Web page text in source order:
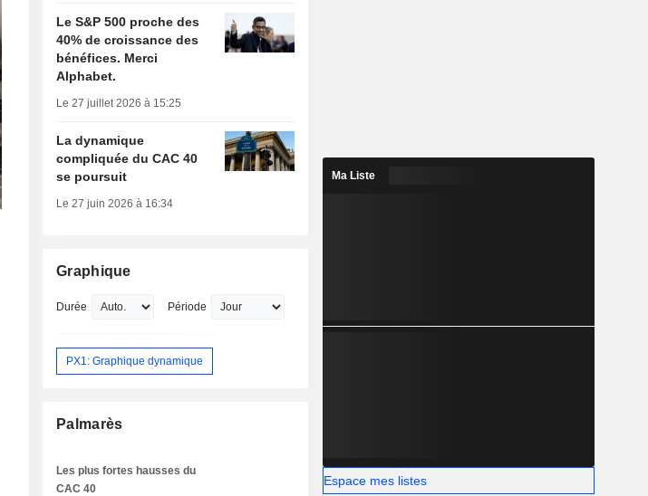
Le S&P 500 proche des
40% de croissance des
bénéfices. Merci
Alphabet.
Le 27 juillet 2026 à 15:25
La dynamique
compliquée du CAC 40
se poursuit
Le 27 juin 2026 à 16:34
Graphique
Durée Période
PX1: Graphique dynamique
Palmarès
Les plus fortes hausses du
CAC 40
Ma Liste
Espace mes listes